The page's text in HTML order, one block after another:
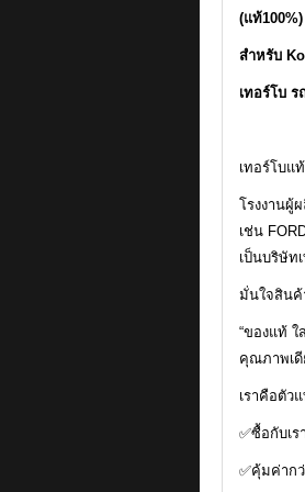
(แท้
สำหรับ
เทอร์โบ ร
เทอร์โบแ
โรงงานผู้
เช่น
เป็นบริษัท
มั่นใจสินค้
“ของแท้ ใ
คุณภาพเดี
เราคือตัว
✅ซื้อกับเ
✅คุ้มค่าก